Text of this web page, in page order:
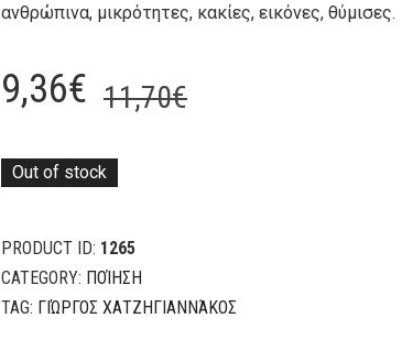
ανθρώπινα, μικρότητες, κακίες, εικόνες, θύμισες.
11,70€Original
9,36€
Current
Out of stock
PRODUCT ID: 1265
CATEGORY: ΠΟΊΗΣΗ
TAG: ΓΙΏΡΓΟΣ ΧΑΤΖΗΓΙΑΝΝΆΚΟΣ